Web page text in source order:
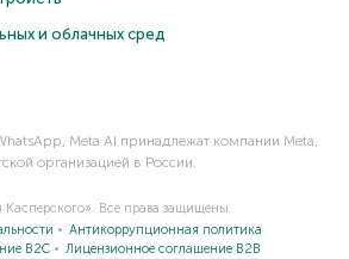
и облачных сред
Meta AI принадлежат компании Meta,
организацией в России.
Все права защищены.
Антикоррупционная политика
B2C
Лицензионное соглашение B2B